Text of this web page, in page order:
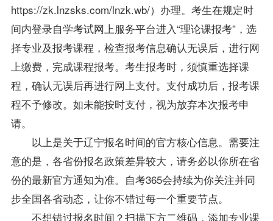
https://zk.lnzsks.com/lnzk.wb/）办理。考生在规定时
间内登录自学考试网上服务平台进入“理论课报考”，选
择专业及报考课程，检查报考信息确认无误后，进行网
上缴费，完成课程报考。考生报考时，须慎重选择课
程，确认无误后再进行网上支付。支付成功后，报考课
程不予修改。如未能按时支付，视为放弃本次报考申
请。
以上是关于辽宁报名时间的官方核心信息。需要注
意的是，各省份报名政策差异较大，请务必以你所在省
份的最新官方通知为准。自考365会持续为你关注并同
步全国各省动态，让你不错过每一个重要节点。
不想错过报名时间？扫描下方二维码，添加专业课